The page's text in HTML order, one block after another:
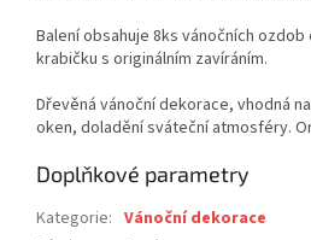
Balení obsahuje 8ks vánočních
krabičku s originálním zavíráním.
Dřevěná vánoční dekorace, vhodná
oken, doladění sváteční atmosféry.
Doplňkové parametry
Kategorie: Vánoční dekorace